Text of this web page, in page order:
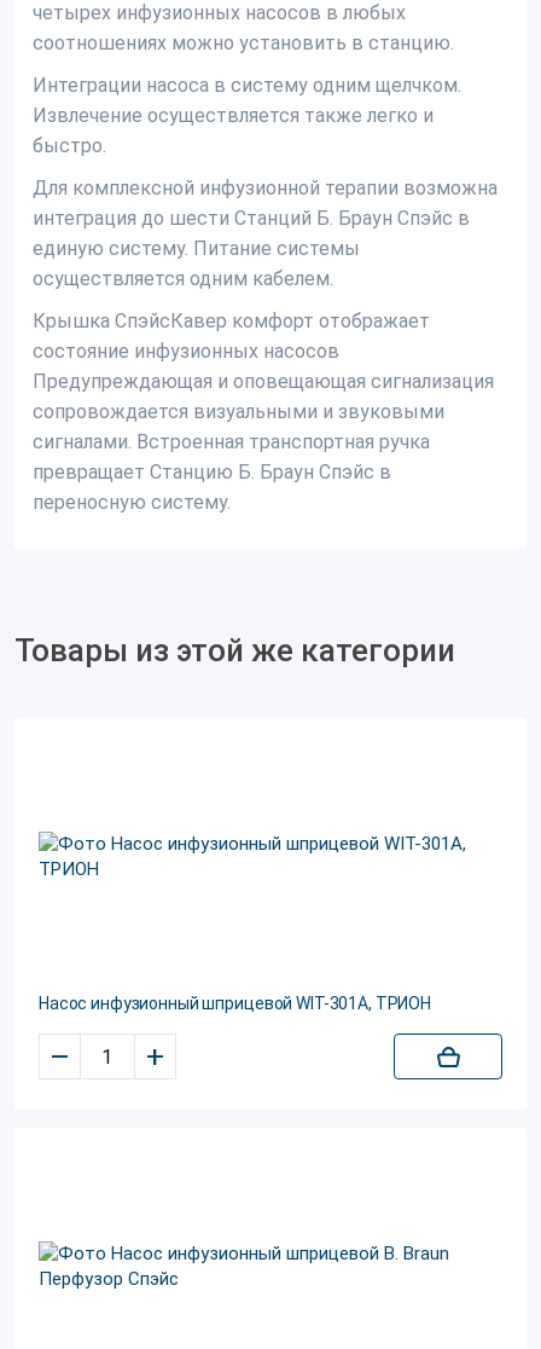
четырех инфузионных насосов в любых
соотношениях можно установить в станцию.
Интеграции насоса в систему одним щелчком.
Извлечение осуществляется также легко и
быстро.
Для комплексной инфузионной терапии возможна
интеграция до шести Станций Б. Браун Спэйс в
единую систему. Питание системы
осуществляется одним кабелем.
Крышка СпэйсКавер комфорт отображает
состояние инфузионных насосов
Предупреждающая и оповещающая сигнализация
сопровождается визуальными и звуковыми
сигналами. Встроенная транспортная ручка
превращает Станцию Б. Браун Спэйс в
переносную систему.
Товары из этой же категории
Насос инфузионный шприцевой WIT-301A, ТРИОН
– +